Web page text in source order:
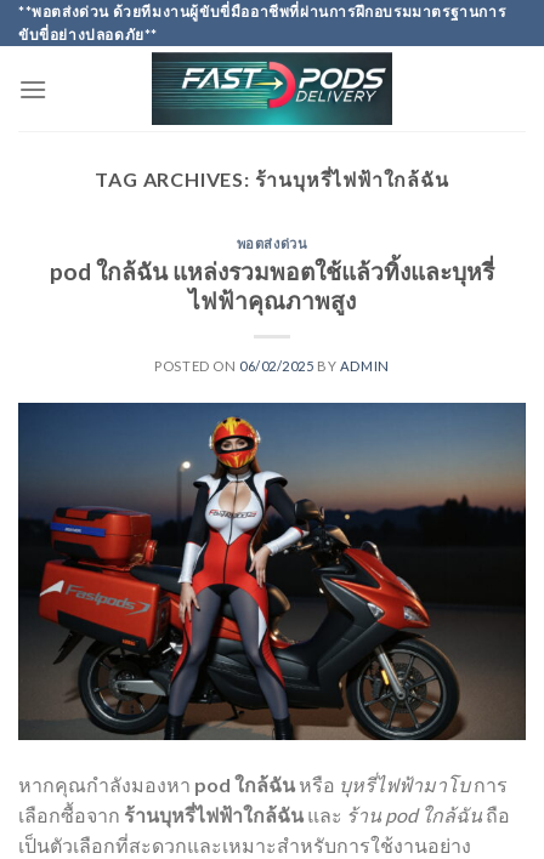
Skip
to
**พอตส่งด่วน ด้วยทีมงานผู้ขับขี่มืออาชีพที่ผ่านการฝึกอบรมมาตรฐานการ
ขับขี่อย่างปลอดภัย**
TAG ARCHIVES: ร้านบุหรี่ไฟฟ้าใกล้ฉัน
พอตส่งด่วน
pod ใกล้ฉัน แหล่งรวมพอตใช้แล้วทิ้งและบุหรี่
ไฟฟ้าคุณภาพสูง
POSTED ON 06/02/2025 BY ADMIN
หากคุณกำลังมองหา pod ใกล้ฉัน หรือ บุหรี่ไฟฟ้ามาโบการ
เลือกซื้อจาก ร้านบุหรี่ไฟฟ้าใกล้ฉัน และ ร้าน pod ใกล้ฉัน ถือ
เป็นตัวเลือกที่สะดวกและเหมาะสำหรับการใช้งานอย่าง